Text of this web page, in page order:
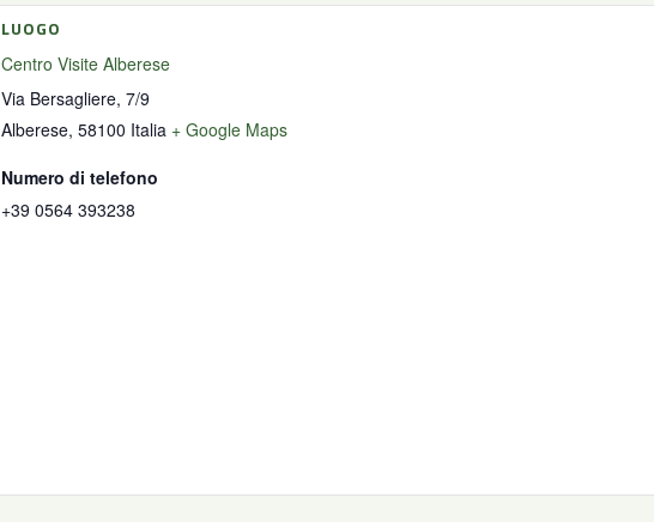
LUOGO
Centro Visite Alberese
Via Bersagliere, 7/9
Alberese, 58100 Italia + Google Maps
Numero di telefono
+39 0564 393238